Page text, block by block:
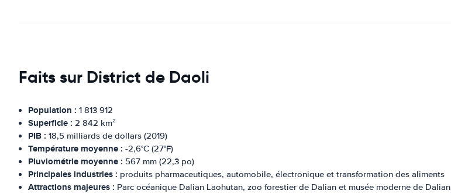
Faits sur District de Daoli
Population : 1 813 912
Superficie : 2 842 km²
PIB : 18,5 milliards de dollars (2019)
Température moyenne : -2,6°C (27°F)
Pluviométrie moyenne : 567 mm (22,3 po)
Principales industries : produits pharmaceutiques, automobile, électronique et transformation des aliments
Attractions majeures : Parc océanique Dalian Laohutan, zoo forestier de Dalian et musée moderne de Dalian